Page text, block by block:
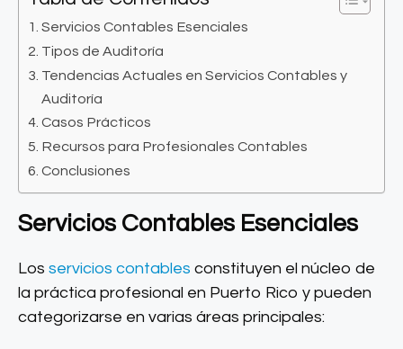
Servicios Contables Esenciales
Tipos de Auditoría
Tendencias Actuales en Servicios Contables y
Auditoría
Casos Prácticos
Recursos para Profesionales Contables
Conclusiones
Servicios Contables Esenciales
Los servicios contables constituyen el núcleo de
la práctica profesional en Puerto Rico y pueden
categorizarse en varias áreas principales: